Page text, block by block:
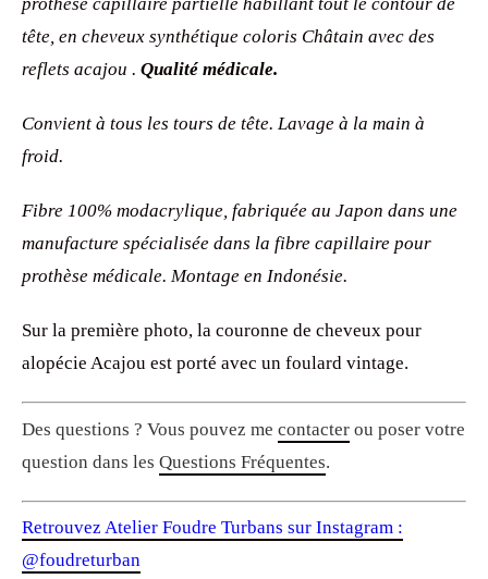
tête, en cheveux synthétique coloris Châtain avec des
reflets acajou . Qualité médicale.
Convient à tous les tours de tête. Lavage à la main à
froid.
Fibre 100% modacrylique, fabriquée au Japon dans une
manufacture spécialisée dans la fibre capillaire pour
prothèse médicale. Montage en Indonésie.
Sur la première photo, la couronne de cheveux pour
alopécie Acajou est porté avec un foulard vintage.
Des questions ? Vous pouvez me contacter ou poser votre
question dans les Questions Fréquentes.
Retrouvez Atelier Foudre Turbans sur Instagram :
@foudreturban